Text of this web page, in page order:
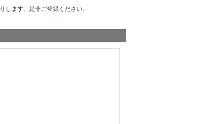
ます。是非ご登録ください。